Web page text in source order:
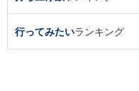
行ってみたいランキング